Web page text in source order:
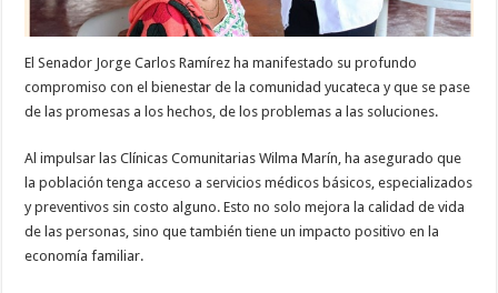
El Senador Jorge Carlos Ramírez ha manifestado su profundo
compromiso con el bienestar de la comunidad yucateca y que se pase
de las promesas a los hechos, de los problemas a las soluciones.
Al impulsar las Clínicas Comunitarias Wilma Marín, ha asegurado que
la población tenga acceso a servicios médicos básicos, especializados
y preventivos sin costo alguno. Esto no solo mejora la calidad de vida
de las personas, sino que también tiene un impacto positivo en la
economía familiar.